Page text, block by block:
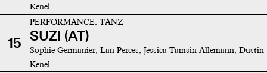
Kenel
15
PERFORMANCE, TANZ
SUZI (AT)
Sophie Germanier, Lan Perces, Jessica Tamsin Allemann, Dustin
Kenel